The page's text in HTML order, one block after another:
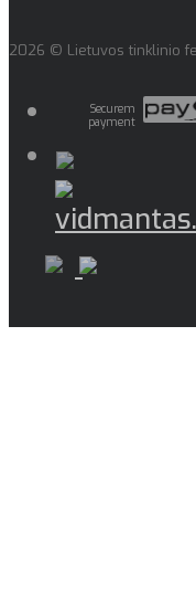
2026 © Lietuvos tinklinio
Securem
payment